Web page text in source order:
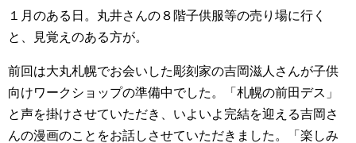
１月のある日。丸井さんの８階子供服等の売り場に行く
と、見覚えのある方が。
前回は大丸札幌でお会いした彫刻家の吉岡滋人さんが子供
向けワークショップの準備中でした。「札幌の前田デス」
と声を掛けさせていただき、いよいよ完結を迎える吉岡さ
んの漫画のことをお話しさせていただきました。「楽しみ